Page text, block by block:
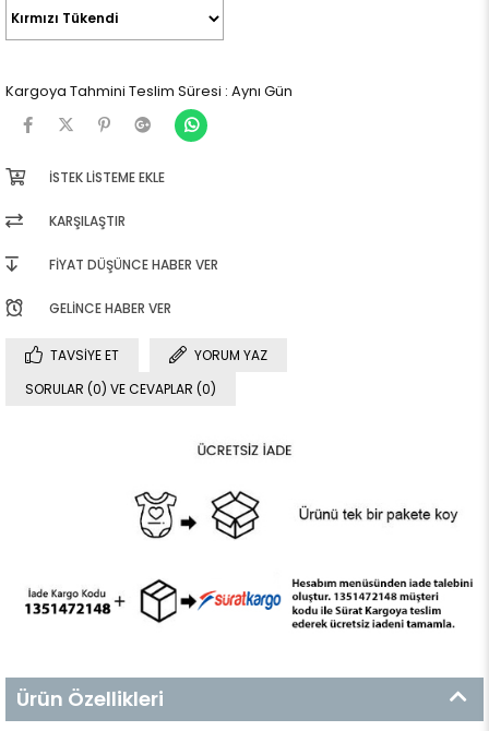
Kargoya Tahmini Teslim Süresi : Aynı Gün
İSTEK LISTEME EKLE
KARŞILAŞTIR
FIYAT DÜŞÜNCE HABER VER
GELINCE HABER VER
TAVSIYE ET
YORUM YAZ
SORULAR (0) VE CEVAPLAR (0)
Ürün Özellikleri